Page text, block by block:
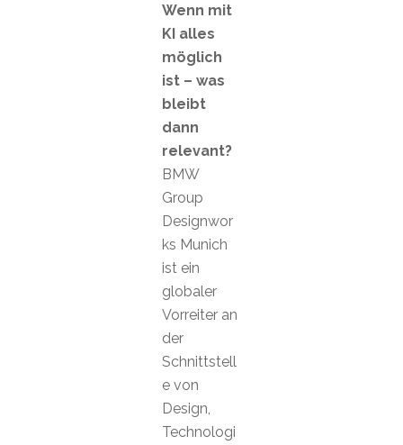
Wenn mit
KI alles
möglich
ist – was
bleibt
dann
relevant?
BMW
Group
Designwor
ks Munich
ist ein
globaler
Vorreiter an
der
Schnittstell
e von
Design,
Technologi